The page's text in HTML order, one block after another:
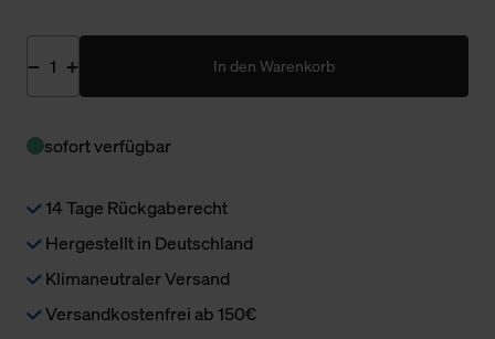
In den Warenkorb
sofort verfügbar
14 Tage Rückgaberecht
Hergestellt in Deutschland
Klimaneutraler Versand
Versandkostenfrei ab 150€